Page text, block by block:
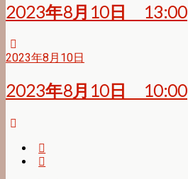
2023年8月10日 13:00
2023年8月10日
2023年8月10日 10:00